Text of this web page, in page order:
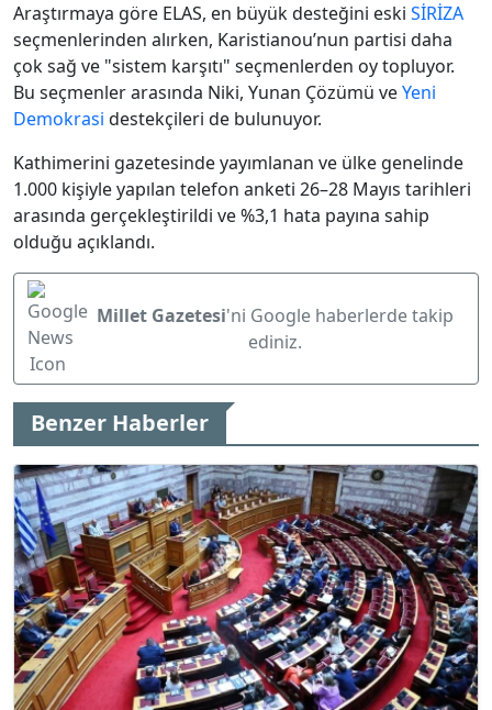
Araştırmaya göre ELAS, en büyük desteğini eski SİRİZA
seçmenlerinden alırken, Karistianou’nun partisi daha
çok sağ ve "sistem karşıtı" seçmenlerden oy topluyor.
Bu seçmenler arasında Niki, Yunan Çözümü veYeni
Demokrasi destekçileri de bulunuyor.
Kathimerini gazetesinde yayımlanan ve ülke genelinde
1.000 kişiyle yapılan telefon anketi 26–28 Mayıs tarihleri
arasında gerçekleştirildi ve %3,1 hata payına sahip
olduğu açıklandı.
Millet Gazetesi'ni Google haberlerde takip
ediniz.
Benzer Haberler